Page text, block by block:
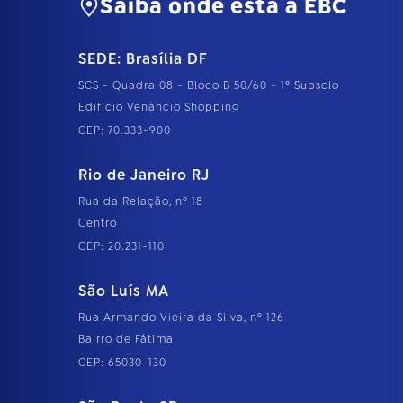
Saiba onde está a EBC
SEDE: Brasília DF
SCS - Quadra 08 - Bloco B 50/60 - 1º Subsolo
Edifício Venâncio Shopping
CEP: 70.333-900
Rio de Janeiro RJ
Rua da Relação, nº 18
Centro
CEP: 20.231-110
São Luís MA
Rua Armando Vieira da Silva, nº 126
Bairro de Fátima
CEP: 65030-130